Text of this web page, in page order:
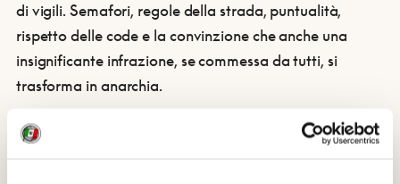
di vigili. Semafori, regole della strada, puntualità,
rispetto delle code e la convinzione che anche una
insignificante infrazione, se commessa da tutti, si
trasforma in anarchia.